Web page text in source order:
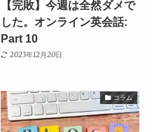
【完敗】今週は全然ダメで
した。オンライン英会話:
Part 10
2023年12月20日
コラム